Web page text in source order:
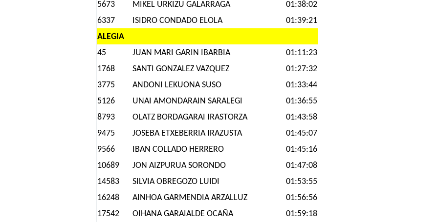
5673
MIKEL URKIZU GALARRAGA
01:38:02
6337
ISIDRO CONDADO ELOLA
01:39:21
ALEGIA
45
JUAN MARI GARIN IBARBIA
01:11:23
1768
SANTI GONZALEZ VAZQUEZ
01:27:32
3775
ANDONI LEKUONA SUSO
01:33:44
5126
UNAI AMONDARAIN SARALEGI
01:36:55
8793
OLATZ BORDAGARAI IRASTORZA
01:43:58
9475
JOSEBA ETXEBERRIA IRAZUSTA
01:45:07
9566
IBAN COLLADO HERRERO
01:45:16
10689
JON AIZPURUA SORONDO
01:47:08
14583
SILVIA OBREGOZO LUIDI
01:53:55
16248
AINHOA GARMENDIA ARZALLUZ
01:56:56
17542
OIHANA GARAIALDE OCAÑA
01:59:18